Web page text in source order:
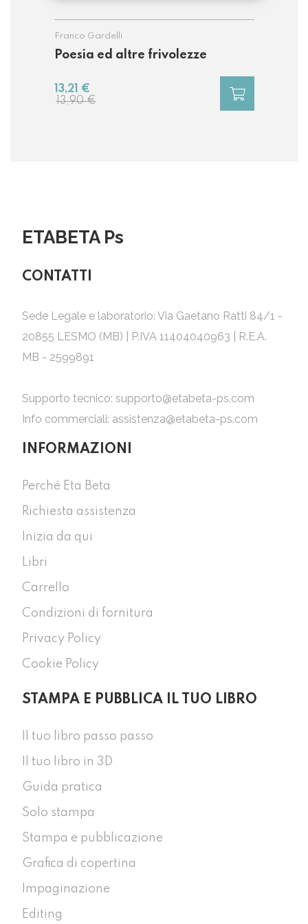
Poesia ed altre frivolezze
Franco Gardelli
13,90 €
13,21 €
ETABETA Ps
CONTATTI
Sede Legale e laboratorio: Via Gaetano Ratti 84/1 -
20855 LESMO (MB) | P.IVA 11404040963 | R.E.A.
MB - 2599891
Supporto tecnico: supporto@etabeta-ps.com
Info commerciali: assistenza@etabeta-ps.com
INFORMAZIONI
Perché Eta Beta
Richiesta assistenza
Inizia da qui
Libri
Carrello
Condizioni di fornitura
Privacy Policy
Cookie Policy
STAMPA E PUBBLICA IL TUO LIBRO
Il tuo libro passo passo
Il tuo libro in 3D
Guida pratica
Solo stampa
Stampa e pubblicazione
Grafica di copertina
Impaginazione
Editing